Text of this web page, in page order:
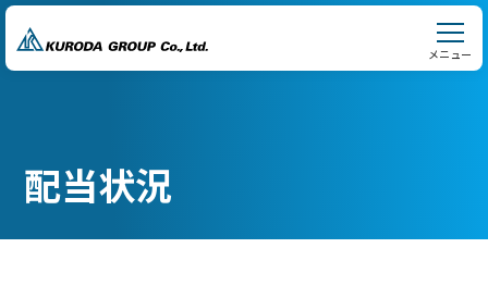
メニュー
配当状況